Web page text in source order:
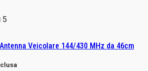
5
Veicolare 144/430 MHz da 46cm